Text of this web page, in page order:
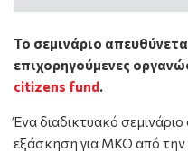
Το σεμινάριο
επιχορηγούμενες
citizens fund.
Ένα διαδικτυακό
εξάσκηση για ΜΚΟ από